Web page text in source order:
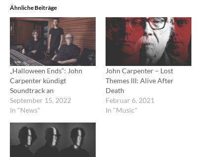
Ähnliche Beiträge
„Halloween Ends“: John
Carpenter kündigt
Soundtrack an
September 15, 2022
In "News"
John Carpenter – Lost
Themes III: Alive After
Death
Februar 6, 2021
In "Music"